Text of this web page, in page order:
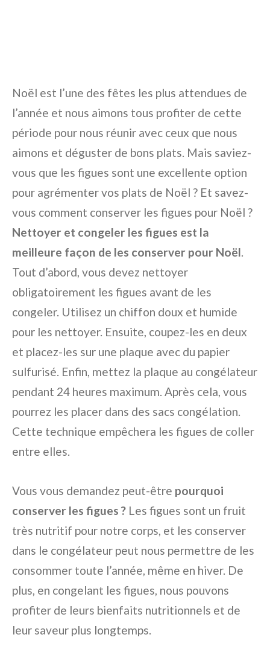
Noël est l’une des fêtes les plus attendues de
l’année et nous aimons tous profiter de cette
période pour nous réunir avec ceux que nous
aimons et déguster de bons plats. Mais saviez-
vous que les figues sont une excellente option
pour agrémenter vos plats de Noël ? Et savez-
vous comment conserver les figues pour Noël ?
Nettoyer et congeler les figues est la
meilleure façon de les conserver pour Noël.
Tout d’abord, vous devez nettoyer
obligatoirement les figues avant de les
congeler. Utilisez un chiffon doux et humide
pour les nettoyer. Ensuite, coupez-les en deux
et placez-les sur une plaque avec du papier
sulfurisé. Enfin, mettez la plaque au congélateur
pendant 24 heures maximum. Après cela, vous
pourrez les placer dans des sacs congélation.
Cette technique empêchera les figues de coller
entre elles.
Vous vous demandez peut-être pourquoi
conserver les figues ? Les figues sont un fruit
très nutritif pour notre corps, et les conserver
dans le congélateur peut nous permettre de les
consommer toute l’année, même en hiver. De
plus, en congelant les figues, nous pouvons
profiter de leurs bienfaits nutritionnels et de
leur saveur plus longtemps.